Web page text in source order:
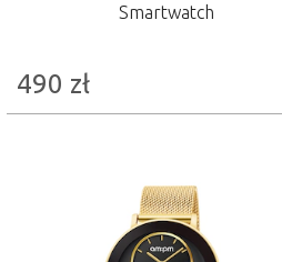
Smartwatch
490 zł